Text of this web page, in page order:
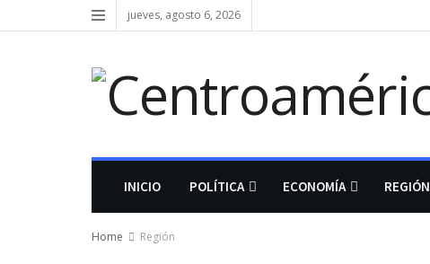
jueves, agosto 6, 2026
INICIO POLÍTICA ECONOMÍA REGIÓN
Home Región